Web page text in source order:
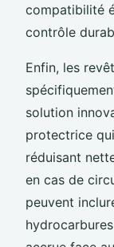
compatibilité
contrôle
Enfin, les
solution
protectrice
réduisant
en cas de
peuvent